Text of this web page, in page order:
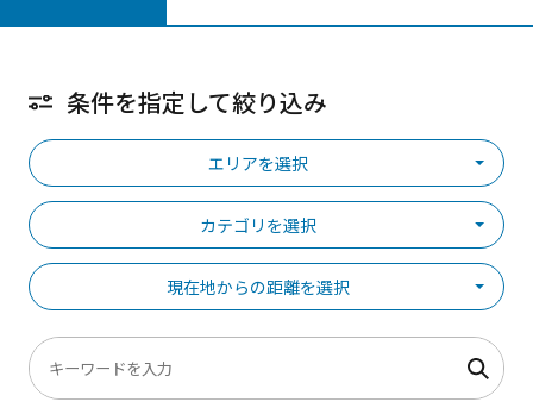
条件を指定して絞り込み
エリアを選択
カテゴリを選択
現在地からの距離を選択